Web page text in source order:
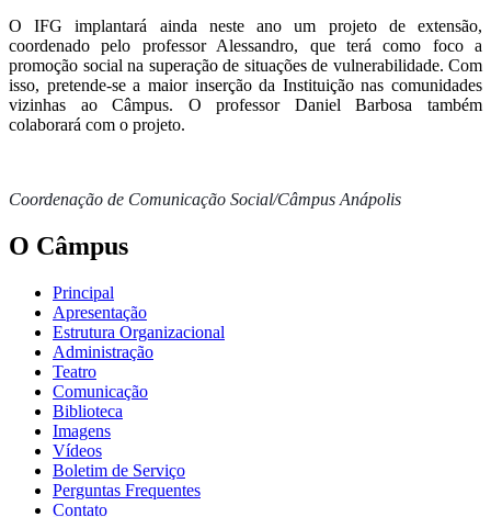
O IFG implantará ainda neste ano um projeto de extensão,
coordenado pelo professor Alessandro, que terá como foco a
promoção social na superação de situações de vulnerabilidade. Com
isso, pretende-se a maior inserção da Instituição nas comunidades
vizinhas ao Câmpus. O professor Daniel Barbosa também
colaborará com o projeto.
Coordenação de Comunicação Social/Câmpus Anápolis
O Câmpus
Principal
Apresentação
Estrutura Organizacional
Administração
Teatro
Comunicação
Biblioteca
Imagens
Vídeos
Boletim de Serviço
Perguntas Frequentes
Contato